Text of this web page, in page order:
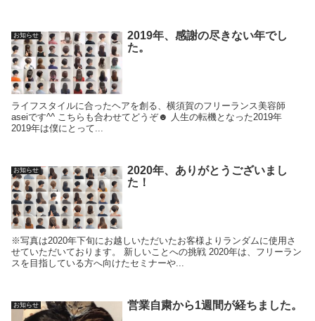
お知らせ
2019年、感謝の尽きない年でし
た。
ライフスタイルに合ったヘアを創る、横須賀のフリーランス美容師
aseiです^^ こちらも合わせてどうぞ☻ 人生の転機となった2019年
2019年は僕にとって...
お知らせ
2020年、ありがとうございまし
た！
※写真は2020年下旬にお越しいただいたお客様よりランダムに使用さ
せていただいております。 新しいことへの挑戦 2020年は、フリーラン
スを目指している方へ向けたセミナーや...
お知らせ 営業自粛から1週間が経ちました。